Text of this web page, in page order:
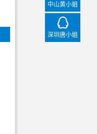
中山黄小姐
深圳唐小姐